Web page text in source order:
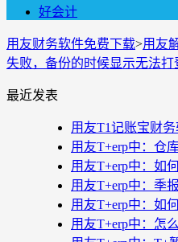
好会计
用友财务软件免费下载>用友
失败，备份的时候显示无法打
最近发表
用友T1记账宝财
用友T+erp中：仓
用友T+erp中：如
用友T+erp中：季
用友T+erp中：如
用友T+erp中：怎